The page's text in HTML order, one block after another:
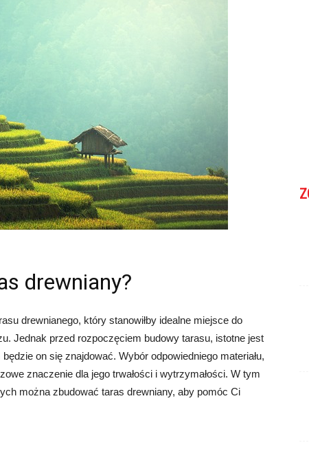
drewniany?
drewnianego, który stanowiłby idealne miejsce do
Jednak przed rozpoczęciem budowy tarasu, istotne jest
on się znajdować. Wybór odpowiedniego materiału,
znaczenie dla jego trwałości i wytrzymałości. W tym
można zbudować taras drewniany, aby pomóc Ci